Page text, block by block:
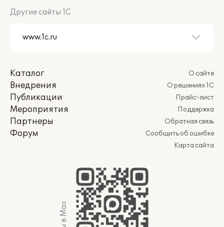
Другие сайты 1С
Каталог
Внедрения
Публикации
Мероприятия
Партнеры
Форум
О сайте
О решениях 1С
Прайс-лист
Поддержка
Обратная связь
Сообщить об ошибке
Карта сайта
Мы в Max